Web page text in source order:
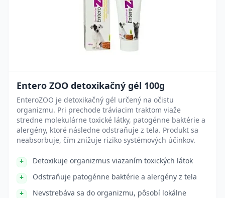
Entero ZOO detoxikačný gél 100g
EnteroZOO je detoxikačný gél určený na očistu
organizmu. Pri prechode tráviacim traktom viaže
stredne molekulárne toxické látky, patogénne baktérie a
alergény, ktoré následne odstraňuje z tela. Produkt sa
neabsorbuje, čím znižuje riziko systémových účinkov.
Detoxikuje organizmus viazaním toxických látok
Odstraňuje patogénne baktérie a alergény z tela
Nevstrebáva sa do organizmu, pôsobí lokálne